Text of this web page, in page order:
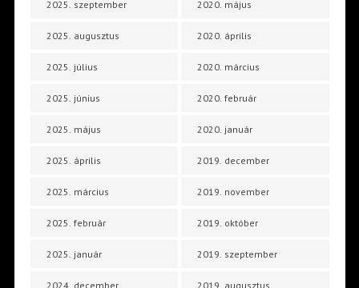
2025. szeptember
2025. augusztus
2025. július
2025. június
2025. május
2025. április
2025. március
2025. február
2025. január
2024. december
2020. május
2020. április
2020. március
2020. február
2020. január
2019. december
2019. november
2019. október
2019. szeptember
2019. augusztus